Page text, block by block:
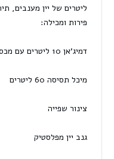
ליטרים של יין מענבים,
פירות ומכילה:
דמיג'אן 10 ליטרים עם
מיכל תסיסה 60 ליטרים
צינור שפייה
גנב יין מפלסטיק